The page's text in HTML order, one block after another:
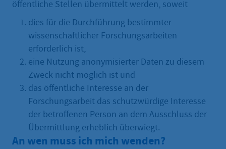
öffentliche Stellen übermittelt werden, soweit
dies für die Durchführung bestimmter
wissenschaftlicher Forschungsarbeiten
erforderlich ist,
eine Nutzung anonymisierter Daten zu diesem
Zweck nicht möglich ist und
das öffentliche Interesse an der
Forschungsarbeit das schutzwürdige Interesse
der betroffenen Person an dem Ausschluss der
Übermittlung erheblich überwiegt.
An wen muss ich mich wenden?